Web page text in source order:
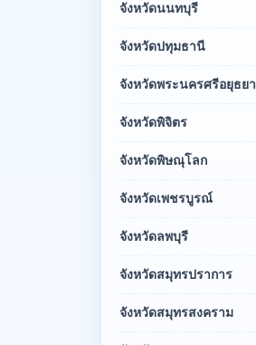
จังหวัดนนทบุรี
จังหวัดปทุมธานี
จังหวัดพระนครศรีอยุธยา
จังหวัดพิจิตร
จังหวัดพิษณุโลก
จังหวัดเพชรบูรณ์
จังหวัดลพบุรี
จังหวัดสมุทรปราการ
จังหวัดสมุทรสงคราม